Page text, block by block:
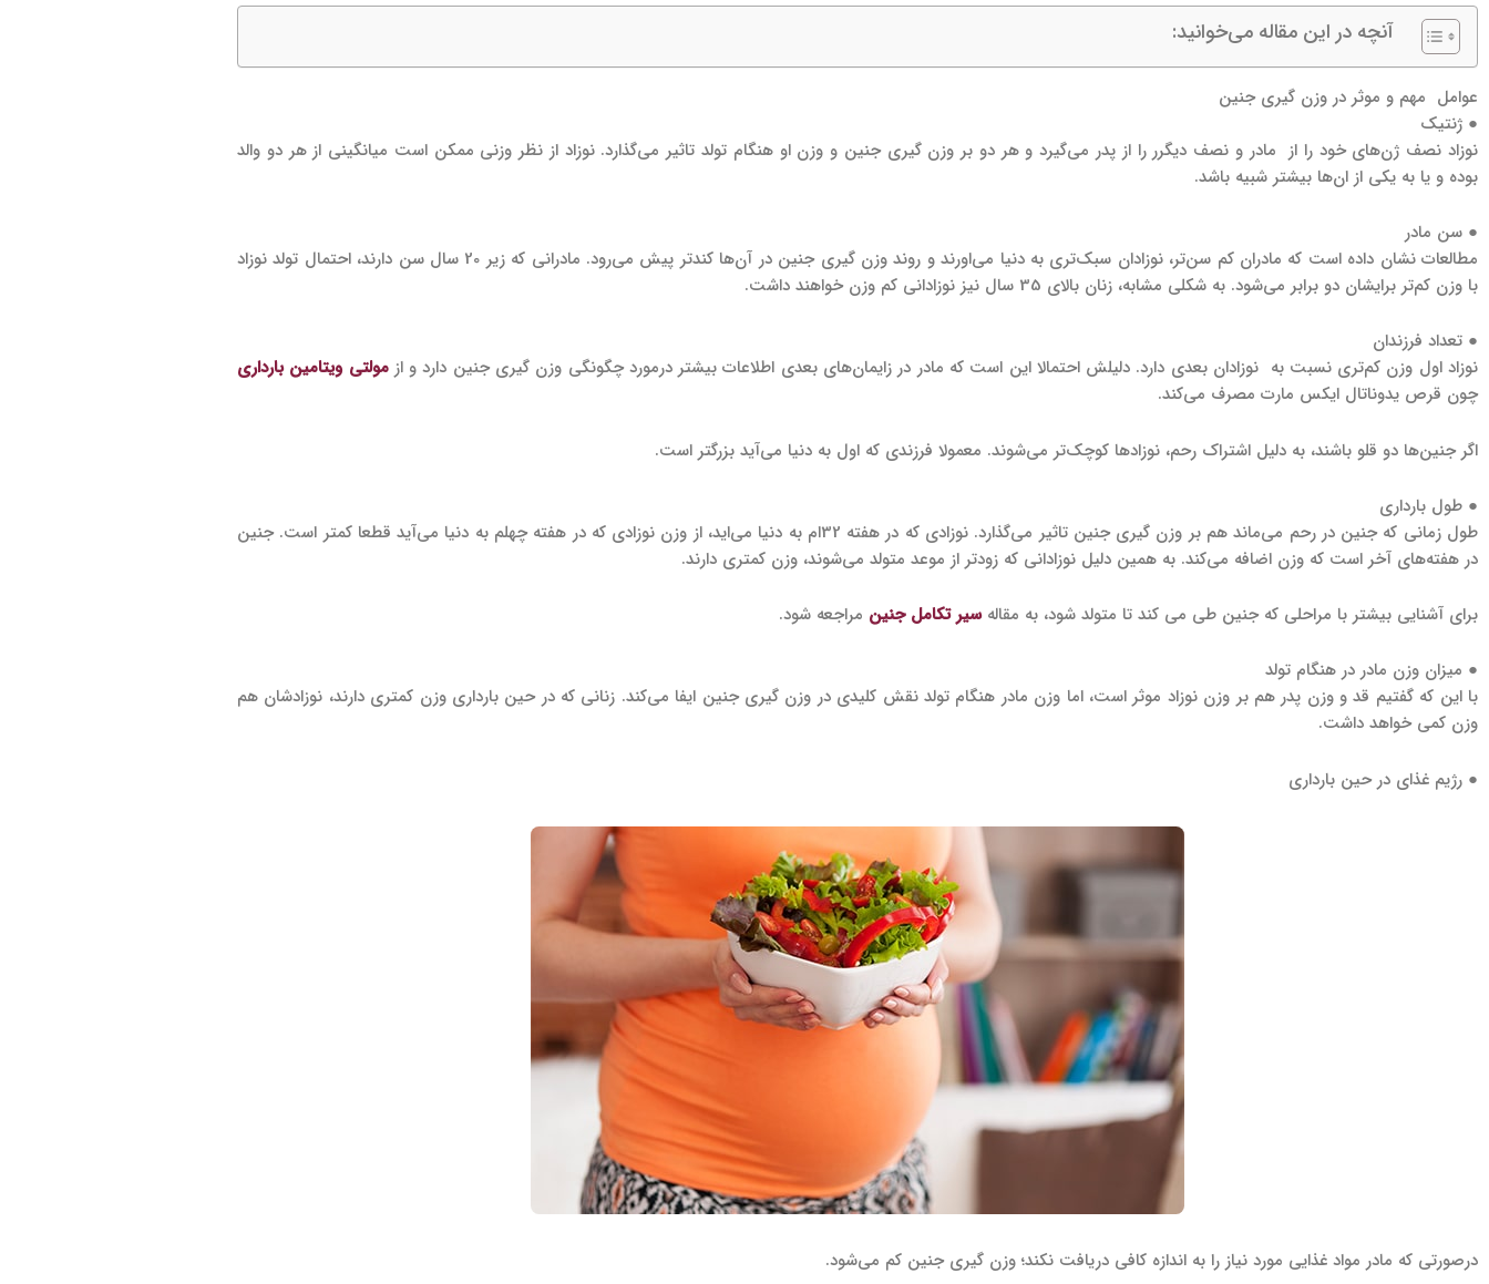
آنچه در این مقاله می‌خوانید:
عوامل مهم و موثر در وزن گیری جنین
● ژنتیک
نوزاد نصف ژن‌های خود را از مادر و نصف دیگرر را از پدر می‌گیرد و هر دو بر وزن گیری جنین و وزن او هنگام تولد تاثیر می‌گذارد. نوزاد از نظر وزنی ممکن است میانگینی از هر دو والد
بوده و یا به یکی از ان‌ها بیشتر شبیه باشد.
● سن مادر
مطالعات نشان داده است که مادران کم سن‌تر، نوزادان سبک‌تری به دنیا می‌اورند و روند وزن گیری جنین در آن‌ها کندتر پیش می‌رود. مادرانی که زیر 20 سال سن دارند، احتمال تولد نوزاد
با وزن کم‌تر برایشان دو برابر می‌شود. به شکلی مشابه، زنان بالای 35 سال نیز نوزادانی کم وزن خواهند داشت.
● تعداد فرزندان
نوزاد اول وزن کم‌تری نسبت به نوزادان بعدی دارد. دلیلش احتمالا این است که مادر در زایمان‌های بعدی اطلاعات بیشتر درمورد چگونگی وزن گیری جنین دارد و ازمولتی ویتامین بارداری
چون قرص یدوناتال ایکس مارت مصرف می‌کند.
اگر جنین‌ها دو قلو باشند، به دلیل اشتراک رحم، نوزاد‌ها کوچک‌تر می‌شوند. معمولا فرزندی که اول به دنیا می‌آید بزرگتر است.
● طول بارداری
طول زمانی که جنین در رحم می‌ماند هم بر وزن گیری جنین تاثیر می‌گذارد. نوزادی که در هفته 32ام به دنیا می‌اید، از وزن نوزادی که در هفته چهلم به دنیا می‌آید قطعا کمتر است. جنین
در هفته‌های آخر است که وزن اضافه می‌کند. به همین دلیل نوزادانی که زودتر از موعد متولد می‌شوند، وزن کمتری دارند.
برای آشنایی بیشتر با مراحلی که جنین طی می کند تا متولد شود، به مقالهسیر تکامل جنین مراجعه شود.
● میزان وزن مادر در هنگام تولد
با این که گفتیم قد و وزن پدر هم بر وزن نوزاد موثر است، اما وزن مادر هنگام تولد نقش کلیدی در وزن گیری جنین ایفا می‌کند. زنانی که در حین بارداری وزن کمتری دارند، نوزادشان هم
وزن کمی خواهد داشت.
● رژیم غذای در حین بارداری
درصورتی که مادر مواد غذایی مورد نیاز را به اندازه کافی دریافت نکند؛ وزن گیری جنین کم می‌شود.